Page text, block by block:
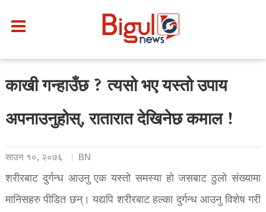
काखी गन्हाउँछ ? त्यसो भए यस्तो उपाय
अपनाउनुहोस्, रातारात देखिनेछ कमाल !
साउन १०, २०७६ BN
शरीरबाट दुर्गन्ध आउनु एक यस्तो समस्या हो जसबाट ठुलो संख्यामा
मानिसहरु पीडित छन्। यद्यपि शरीरबाट हल्का दुर्गन्ध आउनु विशेष गरी